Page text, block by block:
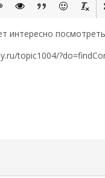
интересно
topic1004/